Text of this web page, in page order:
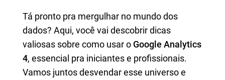
Tá pronto pra mergulhar no mundo dos
dados? Aqui, você vai descobrir dicas
valiosas sobre como usar o Google Analytics
4, essencial pra iniciantes e profissionais.
Vamos juntos desvendar esse universo e